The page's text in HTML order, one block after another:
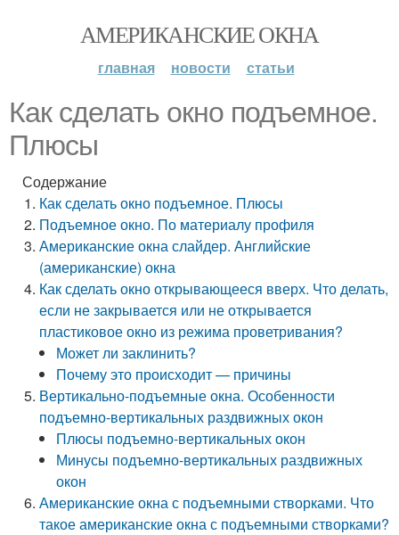
АМЕРИКАНСКИЕ ОКНА
главная новости статьи
Как сделать окно подъемное.
Плюсы
Содержание
Как сделать окно подъемное. Плюсы
Подъемное окно. По материалу профиля
Американские окна слайдер. Английские
(американские) окна
Как сделать окно открывающееся вверх. Что делать,
если не закрывается или не открывается
пластиковое окно из режима проветривания?
Может ли заклинить?
Почему это происходит — причины
Вертикально-подъемные окна. Особенности
подъемно-вертикальных раздвижных окон
Плюсы подъемно-вертикальных окон
Минусы подъемно-вертикальных раздвижных
окон
Американские окна с подъемными створками. Что
такое американские окна с подъемными створками?